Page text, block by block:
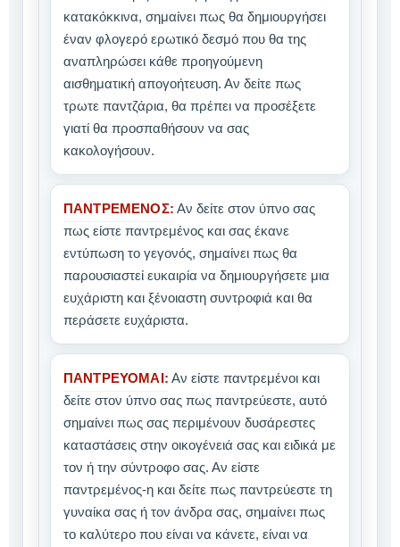
κατακόκκινα, σημαίνει πως θα δημιουργήσει
έναν φλογερό ερωτικό δεσμό που θα της
αναπληρώσει κάθε προηγούμενη
αισθηματική απογοήτευση. Αν δείτε πως
τρωτε παντζάρια, θα πρέπει να προσέξετε
γιατί θα προσπαθήσουν να σας
κακολογήσουν.
ΠΑΝΤΡΕΜΕΝΟΣ: Αν δείτε στον ύπνο σας
πως είστε παντρεμένος και σας έκανε
εντύπωση το γεγονός, σημαίνει πως θα
παρουσιαστεί ευκαιρία να δημιουργήσετε μια
ευχάριστη και ξένοιαστη συντροφιά και θα
περάσετε ευχάριστα.
ΠΑΝΤΡΕΥΟΜΑΙ: Αν είστε παντρεμένοι και
δείτε στον ύπνο σας πως παντρεύεστε, αυτό
σημαίνει πως σας περιμένουν δυσάρεστες
καταστάσεις στην οικογένειά σας και ειδικά με
τον ή την σύντροφο σας. Αν είστε
παντρεμένος-η και δείτε πως παντρεύεστε τη
γυναίκα σας ή τον άνδρα σας, σημαίνει πως
το καλύτερο που είναι να κάνετε, είναι να